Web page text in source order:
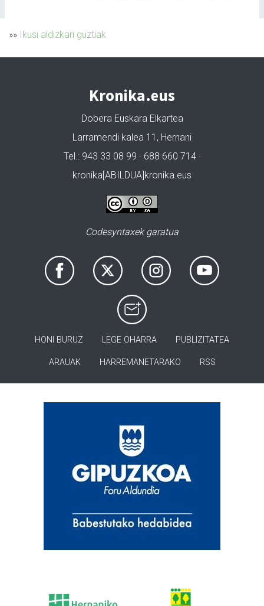
»» Ikusi aldizkari guztiak
Kronika.eus
Dobera Euskara Elkartea
Larramendi kalea 11, Hernani
Tel.: 943 33 08 99 · 688 660 714 ·
kronika[ABILDUA]kronika.eus
Codesyntaxek garatua
HONI BURUZ LEGE OHARRA PUBLIZITATEA
ARAUAK HARREMANETARAKO RSS